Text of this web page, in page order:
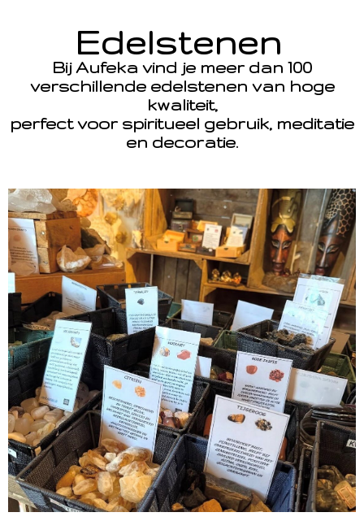
Edelstenen
Bij Aufeka vind je meer dan 100
verschillende edelstenen van hoge
kwaliteit,
perfect voor spiritueel gebruik, meditatie
en decoratie.